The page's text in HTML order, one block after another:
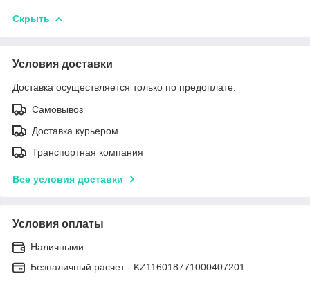
Скрыть
Условия доставки
Доставка осуществляется только по предоплате.
Самовывоз
Доставка курьером
Транспортная компания
Все условия доставки
Условия оплаты
Наличными
Безналичный расчет - KZ116018771000407201